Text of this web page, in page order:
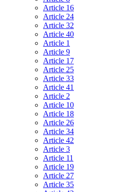
Article 16
Article 24
Article 32
Article 40
Article 1
Article 9
Article 17
Article 25
Article 33
Article 41
Article 2
Article 10
Article 18
Article 26
Article 34
Article 42
Article 3
Article 11
Article 19
Article 27
Article 35